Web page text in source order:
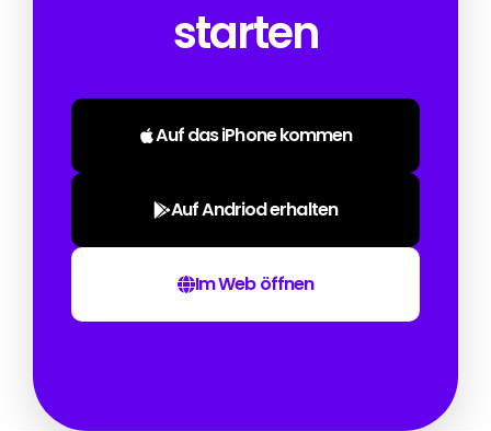
starten
Auf das iPhone kommen
Auf Andriod erhalten
Im Web öffnen